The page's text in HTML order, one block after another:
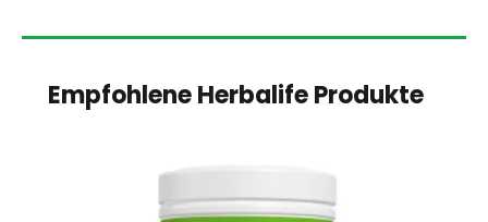
Empfohlene Herbalife Produkte